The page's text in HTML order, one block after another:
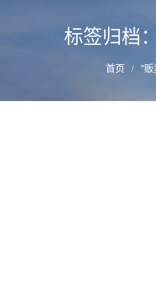
标签归档：
首页 "贩